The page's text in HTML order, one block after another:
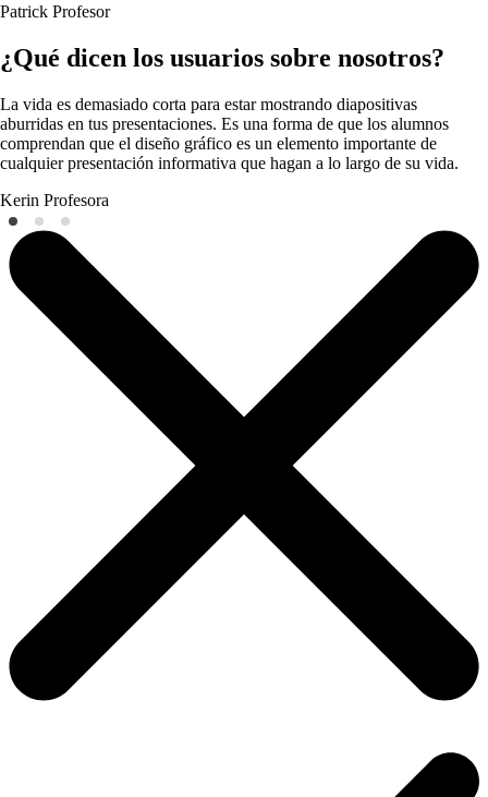
Patrick Profesor
¿Qué dicen los usuarios sobre nosotros?
La vida es demasiado corta para estar mostrando diapositivas
aburridas en tus presentaciones. Es una forma de que los alumnos
comprendan que el diseño gráfico es un elemento importante de
cualquier presentación informativa que hagan a lo largo de su vida.
Kerin Profesora